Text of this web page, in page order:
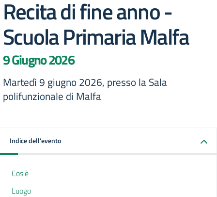
Recita di fine anno -
Scuola Primaria Malfa
9 Giugno 2026
Martedì 9 giugno 2026, presso la Sala
polifunzionale di Malfa
Indice dell'evento
Cos'è
Luogo